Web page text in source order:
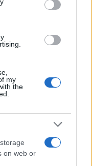
my
the
on web or
μονάδες
μέσω
κλειστές και
Ο
τα τελευταία
της Δημόσιας
του πρωτογενούς